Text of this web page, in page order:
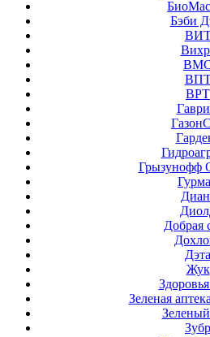
Бэби
ВРТ
Грызунофф
Добрая
Дэта
Жук
Зеленая
Зубр